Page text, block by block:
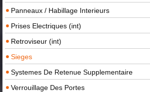
Panneaux / Habillage Interieurs
Prises Electriques (int)
Retroviseur (int)
Sieges
Systemes De Retenue Supplementaire
Verrouillage Des Portes